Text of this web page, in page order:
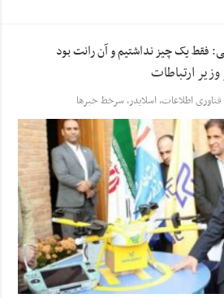
فقط یک چیز نداشتیم و آن رانت بود
ارتباطات
فناوری اطلاعات,اسلایدر,سرخط خبرها